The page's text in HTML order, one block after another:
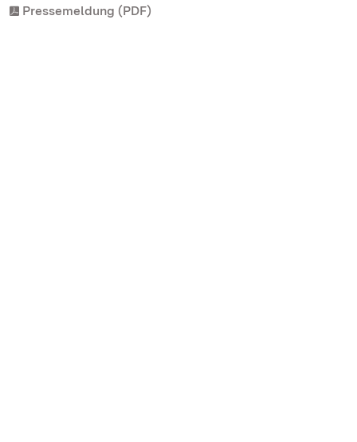
Pressemeldung (PDF)